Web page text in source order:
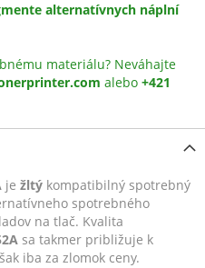
alternatívnych náplní
materiálu? Neváhajte
alebo +421
je žltý kompatibilný spotrebný
spotrebného
na tlač. Kvalita
sa takmer približuje k
iba za zlomok ceny.